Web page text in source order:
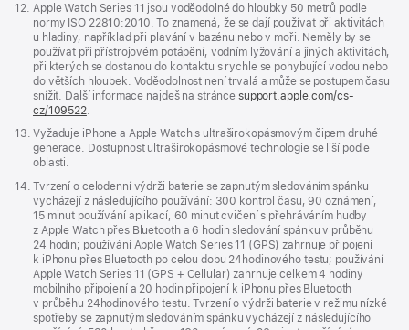
Poznámka
12. Apple Watch Series 11 jsou voděodolné do hloubky 50 metrů podle
normy ISO 22810:2010. To znamená, že se dají používat při aktivitách
u hladiny, například při plavání v bazénu nebo v moři. Neměly by se
používat při přístrojovém potápění, vodním lyžování a jiných aktivitách,
při kterých se dostanou do kontaktu s rychle se pohybující vodou nebo
do větších hloubek. Voděodolnost není trvalá a může se postupem času
snížit. Další informace najdeš na stránce support.apple.com/cs-
cz/109522.
Poznámka
13. Vyžaduje iPhone a Apple Watch s ultraširokopásmovým čipem druhé
generace. Dostupnost ultraširokopásmové technologie se liší podle
oblasti.
Poznámka
14. Tvrzení o celodenní výdrži baterie se zapnutým sledováním spánku
vycházejí z následujícího používání: 300 kontrol času, 90 oznámení,
15 minut používání aplikací, 60 minut cvičení s přehráváním hudby
z Apple Watch přes Bluetooth a 6 hodin sledování spánku v průběhu
24 hodin; používání Apple Watch Series 11 (GPS) zahrnuje připojení
k iPhonu přes Bluetooth po celou dobu 24hodinového testu; používání
Apple Watch Series 11 (GPS + Cellular) zahrnuje celkem 4 hodiny
mobilního připojení a 20 hodin připojení k iPhonu přes Bluetooth
v průběhu 24hodinového testu. Tvrzení o výdrži baterie v režimu nízké
spotřeby se zapnutým sledováním spánku vycházejí z následujícího